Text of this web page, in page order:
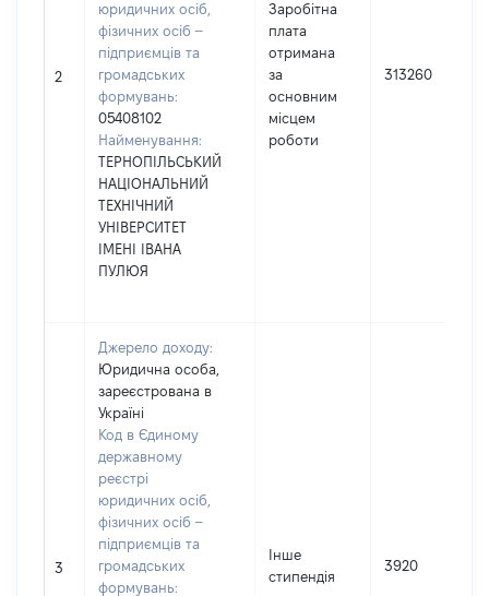
2
юридичних осіб,
фізичних осіб –
підприємців та
громадських
формувань:
05408102
Найменування:
ТЕРНОПІЛЬСЬКИЙ
НАЦІОНАЛЬНИЙ
ТЕХНІЧНИЙ
УНІВЕРСИТЕТ
ІМЕНІ ІВАНА
ПУЛЮЯ
Заробітна
плата
отримана
за
основним
місцем
роботи
313260
3
Джерело доходу:
Юридична особа,
зареєстрована в
Україні
Код в Єдиному
державному
реєстрі
юридичних осіб,
фізичних осіб –
підприємців та
громадських
формувань:
Інше
стипендія
3920